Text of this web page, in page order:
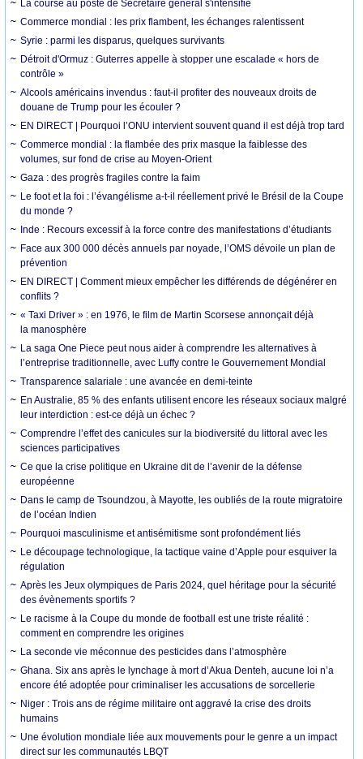
La course au poste de Secrétaire général s'intensifie
Commerce mondial : les prix flambent, les échanges ralentissent
Syrie : parmi les disparus, quelques survivants
Détroit d'Ormuz : Guterres appelle à stopper une escalade « hors de
contrôle »
Alcools américains invendus : faut-il profiter des nouveaux droits de
douane de Trump pour les écouler ?
EN DIRECT | Pourquoi l’ONU intervient souvent quand il est déjà trop tard
Commerce mondial : la flambée des prix masque la faiblesse des
volumes, sur fond de crise au Moyen-Orient
Gaza : des progrès fragiles contre la faim
Le foot et la foi : l’évangélisme a-t-il réellement privé le Brésil de la Coupe
du monde ?
Inde : Recours excessif à la force contre des manifestations d’étudiants
Face aux 300 000 décès annuels par noyade, l’OMS dévoile un plan de
prévention
EN DIRECT | Comment mieux empêcher les différends de dégénérer en
conflits ?
« Taxi Driver » : en 1976, le film de Martin Scorsese annonçait déjà
la manosphère
La saga One Piece peut nous aider à comprendre les alternatives à
l’entreprise traditionnelle, avec Luffy contre le Gouvernement Mondial
Transparence salariale : une avancée en demi-teinte
En Australie, 85 % des enfants utilisent encore les réseaux sociaux malgré
leur interdiction : est-ce déjà un échec ?
Comprendre l’effet des canicules sur la biodiversité du littoral avec les
sciences participatives
Ce que la crise politique en Ukraine dit de l’avenir de la défense
européenne
Dans le camp de Tsoundzou, à Mayotte, les oubliés de la route migratoire
de l’océan Indien
Pourquoi masculinisme et antisémitisme sont profondément liés
Le découpage technologique, la tactique vaine d’Apple pour esquiver la
régulation
Après les Jeux olympiques de Paris 2024, quel héritage pour la sécurité
des évènements sportifs ?
Le racisme à la Coupe du monde de football est une triste réalité :
comment en comprendre les origines
La seconde vie méconnue des pesticides dans l’atmosphère
Ghana. Six ans après le lynchage à mort d’Akua Denteh, aucune loi n’a
encore été adoptée pour criminaliser les accusations de sorcellerie
Niger : Trois ans de régime militaire ont aggravé la crise des droits
humains
Une évolution mondiale liée aux mouvements pour le genre a un impact
direct sur les communautés LBQT